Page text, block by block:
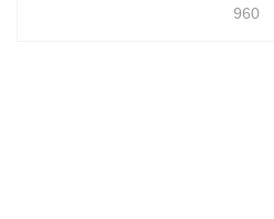
960